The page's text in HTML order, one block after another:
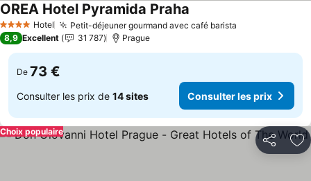
4 Étoiles Hotel Petit-déjeuner gourmand avec café barista
OREA Hotel Pyramida Praha
8,9 Excellent 31 787 Prague
De 73 €
Consulter les prix de 14 sites Consulter les prix
Partager
Choix populaire